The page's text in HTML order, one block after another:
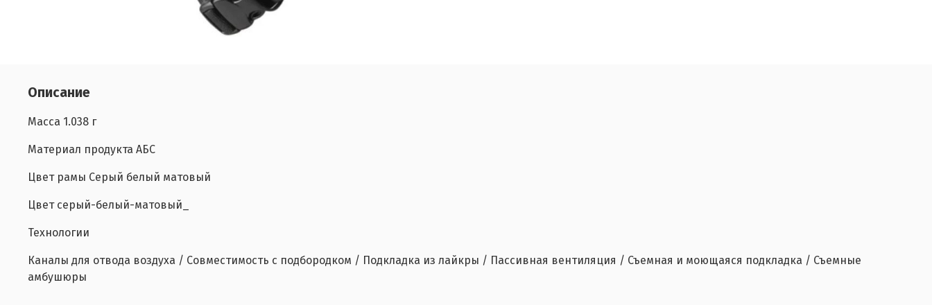
Описание
Масса 1.038 г
Материал продукта АБС
Цвет рамы Серый белый матовый
Цвет серый-белый-матовый_
Технологии
Каналы для отвода воздуха / Совместимость с подбородком / Подкладка из лайкры / Пассивная вентиляция / Съемная и моющаяся подкладка / Съемные
амбушюры